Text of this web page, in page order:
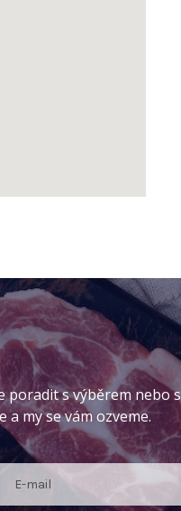
poradit s výběrem nebo
my se vám ozveme.